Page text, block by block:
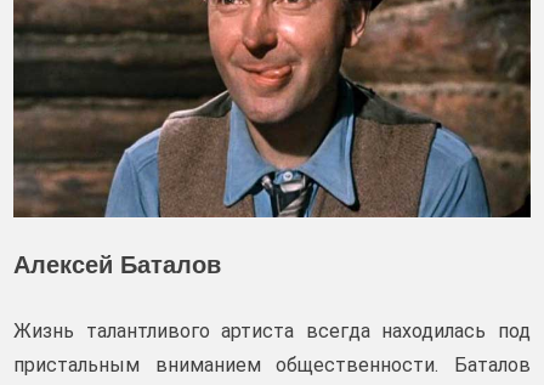
Алексей Баталов
Жизнь талантливого артиста всегда находилась под
пристальным вниманием общественности. Баталов